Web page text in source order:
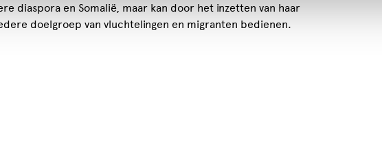
diaspora en Somalië, maar kan door het inzetten van haar
doelgroep van vluchtelingen en migranten bedienen.